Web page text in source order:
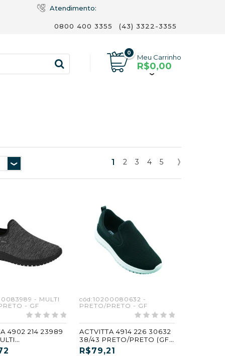
Atendimento:
0800 400 3355 (43) 3322-3355
0
Meu Carrinho
R$0,00
1 2 3 4 5
- MULTI
- GF
4902 214 23989
(CX8) (GF)
cód:10200080632 -
PRETO/PRETO - GF
ACTVITTA 4914 226 30632
38/43 PRETO/PRETO (GF)
(CX8)
R$79,21